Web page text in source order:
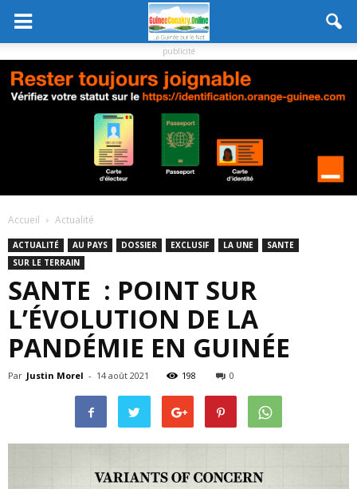
publicité
Accueil Actualité
ACTUALITÉ AU PAYS DOSSIER EXCLUSIF LA UNE
SANTE
SUR LE TERRAIN
SANTE : POINT SUR
L’ÉVOLUTION DE LA
PANDÉMIE EN GUINÉE
Par Justin Morel - 14 août 2021 198 0